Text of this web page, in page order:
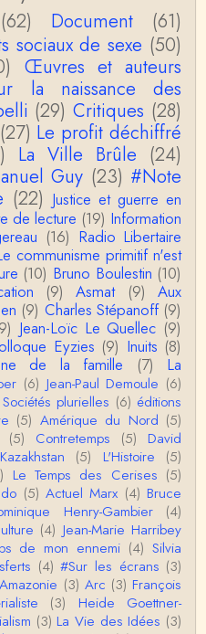
et bien, je viens de le véri
de Jean-Claude Favin…
pas ( 6 ans aprè
la même impression que …
celle en français, la quatrièm
lecture !
édition qui est la plus à jo
française ou celle…
de la Lutte de Classes “No
n’a pas toujours exi…
probablement récompens
"de l'eau à votre m
Snow – qui m'a l'air d'être
qu'une et…
vous et quant à Leacock j
ouvrages et il…
évolué depuis 300 00
y a la différence notable …
(62) Document
(61)
sociaux de sexe (50)
Œuvres et auteurs
la naissance des
(29) Critiques (28)
(27) Le profit déchiffré
La Ville Brûle (24)
Guy (23) #Note
(22) Justice et guerre en
de lecture (19) Information
(16) Radio Libertaire
communisme primitif n'est
(10) Bruno Boulestin (10)
(9) Asmat (9)
Aux
(9) Charles Stépanoff (9)
Jean-Loïc Le Quellec (9)
Eyzies (9) Inuits (8)
de la famille (7)
La
(6) Jean-Paul Demoule (6)
Sociétés plurielles (6) éditions
(5) Amérique du Nord (5)
(5) Contretemps (5)
David
Kazakhstan (5) L'Histoire
(5)
Le Temps des Cerises (5)
(5) Actuel Marx (4) Bruce
Henry-Gambier
(4)
(4) Jean-Marie Harribey
de mon ennemi (4) Silvia
(4) #Sur les écrans (3)
Amazonie (3) Arc (3) François
(3)
Heide Goettner-
(3) La Vie des Idées (3)